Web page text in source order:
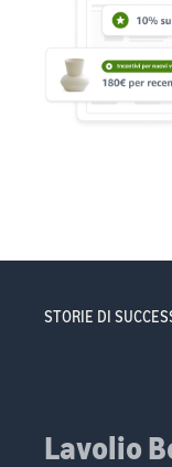
STORIE DI
Lavolio